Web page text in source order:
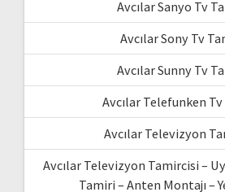
Avcılar Sanyo Tv
Avcılar Sony Tv
Avcılar Sunny Tv
Avcılar Telefunken
Avcılar Televizyon
Avcılar Televizyon Tamircisi –
Tamiri – Anten Montajı –